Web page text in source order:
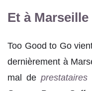
Et à Marseille
Too Good to Go
dernièrement à
mal deprestataires